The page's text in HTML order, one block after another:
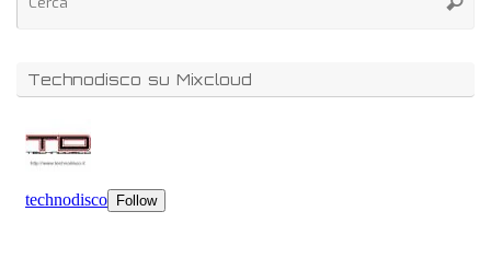
Technodisco su Mixcloud